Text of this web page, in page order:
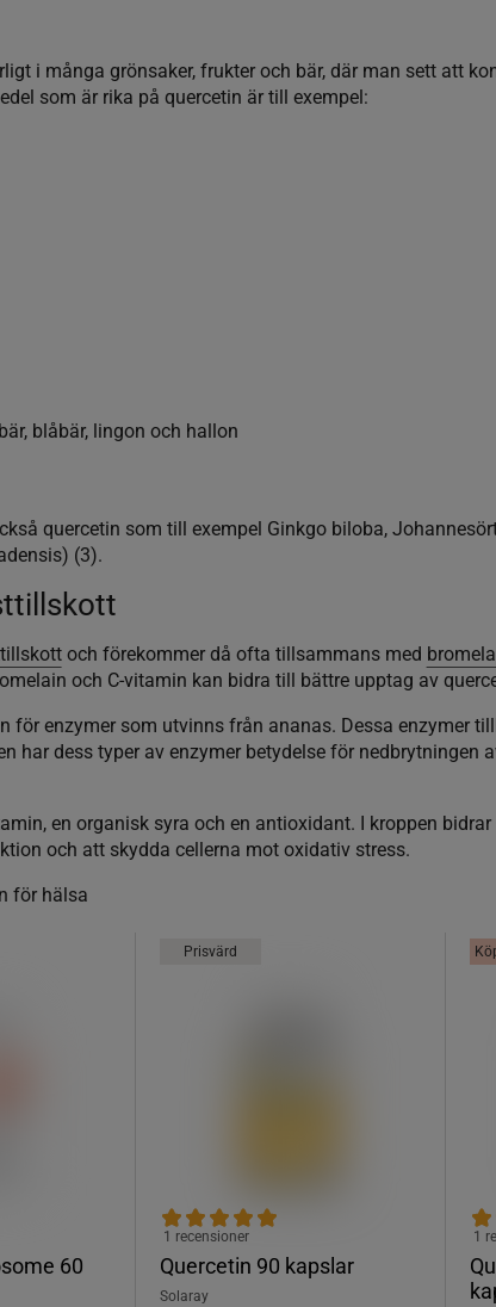
i många grönsaker, frukter och bär, där man sett att
som är rika på quercetin är till exempel:
blåbär, lingon och hallon
quercetin som till exempel Ginkgo biloba,
(3).
och förekommer då ofta tillsammans med
och C-vitamin kan bidra till bättre upptag av
för enzymer som utvinns från ananas. Dessa enzymer
har dess typer av enzymer betydelse för nedbrytningen
en organisk syra och en antioxidant. I kroppen
och att skydda cellerna mot oxidativ stress.
för hälsa
60
Prisvärd
Quercetin 90 kapslar
1 recensioner
Solaray
1